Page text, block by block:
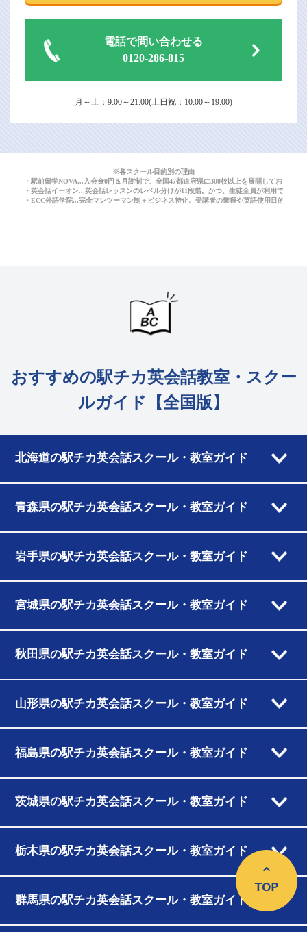
電話で問い合わせる
0120-286-815
月～土：9:00～21:00(土日祝：10:00～19:00)
※各スクール目的別の理由
・駅前留学NOVA...入会金0円＆月謝制で、全国47都道府県に300校以上を展開しており、
・英会話イーオン...英会話レッスンのレベル分けが11段階。かつ、生徒全員が利用できる
・ECC外語学院...完全マンツーマン制＋ビジネス特化。受講者の業種や英語使用目的に応
おすすめの駅チカ英会話教室・スクー
ルガイド【全国版】
北海道の駅チカ英会話スクール・教室ガイド
青森県の駅チカ英会話スクール・教室ガイド
岩手県の駅チカ英会話スクール・教室ガイド
宮城県の駅チカ英会話スクール・教室ガイド
秋田県の駅チカ英会話スクール・教室ガイド
山形県の駅チカ英会話スクール・教室ガイド
福島県の駅チカ英会話スクール・教室ガイド
茨城県の駅チカ英会話スクール・教室ガイド
栃木県の駅チカ英会話スクール・教室ガイド
群馬県の駅チカ英会話スクール・教室ガイド